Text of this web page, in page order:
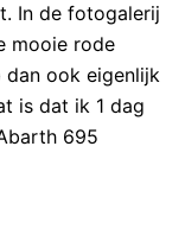
In de fotogalerij
mooie rode
dan ook eigenlijk
is dat ik 1 dag
695